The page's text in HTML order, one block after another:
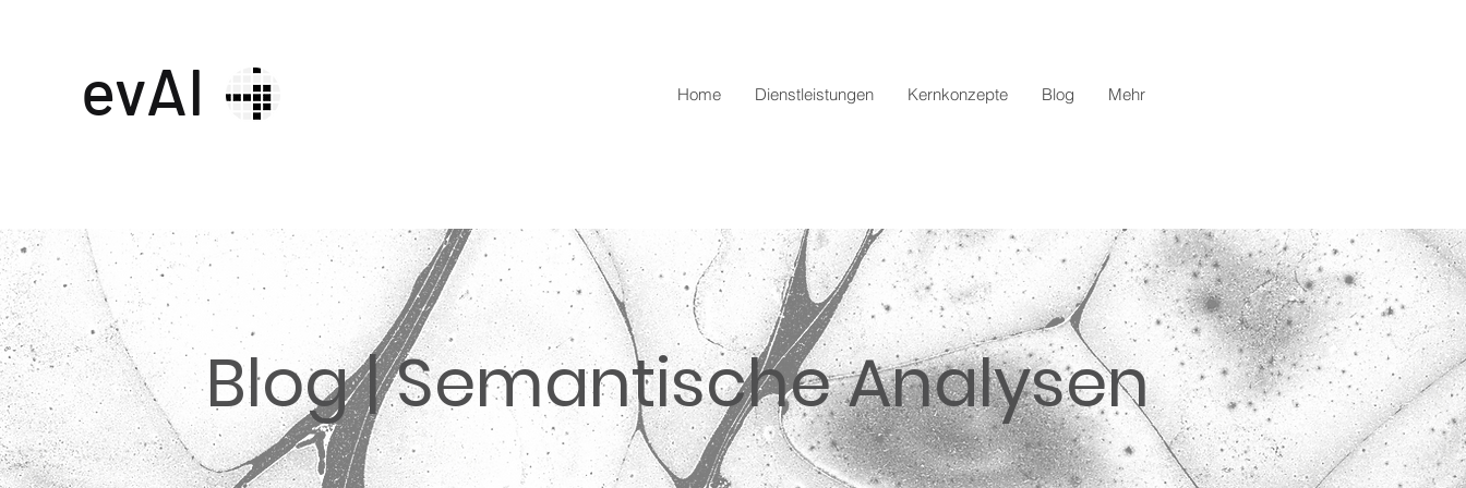
evAI Home Dienstleistungen Kernkonzepte Blog Mehr
Blog | Semantische Analysen